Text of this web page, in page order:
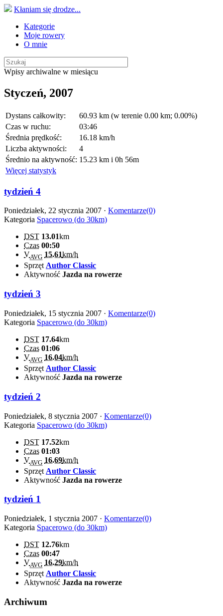
Kłaniam się drodze...
Kategorie
Moje rowery
O mnie
Wpisy archiwalne w miesiącu
Styczeń, 2007
Dystans całkowity:
60.93 km (w terenie 0.00 km; 0.00%)
Czas w ruchu:
03:46
Średnia prędkość:
16.18 km/h
Liczba aktywności:
4
Średnio na aktywność: 15.23 km i 0h 56m
Więcej statystyk
tydzień 4
Poniedziałek, 22 stycznia 2007 · Komentarze(0)
Kategoria Spacerowo (do 30km)
DST 13.01km
Czas 00:50
VAVG 15.61km/h
SprzętAuthor Classic
Aktywność Jazda na rowerze
tydzień 3
Poniedziałek, 15 stycznia 2007 · Komentarze(0)
Kategoria Spacerowo (do 30km)
DST 17.64km
Czas 01:06
VAVG 16.04km/h
Sprzęt Author Classic
Aktywność Jazda na rowerze
tydzień 2
Poniedziałek, 8 stycznia 2007 · Komentarze(0)
Kategoria Spacerowo (do 30km)
DST 17.52km
Czas 01:03
VAVG 16.69km/h
Sprzęt Author Classic
Aktywność Jazda na rowerze
tydzień 1
Poniedziałek, 1 stycznia 2007 · Komentarze(0)
Kategoria Spacerowo (do 30km)
DST 12.76km
Czas 00:47
VAVG 16.29km/h
Sprzęt Author Classic
Aktywność Jazda na rowerze
Archiwum